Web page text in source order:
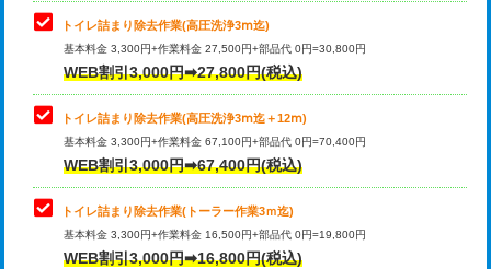
トイレ詰まり除去作業(高圧洗浄3ⅿ迄)
基本料金 3,300円+作業料金 27,500円+部品代 0円=30,800円
WEB割引3,000円➡27,800円(税込)
トイレ詰まり除去作業(高圧洗浄3ⅿ迄＋12ⅿ)
基本料金 3,300円+作業料金 67,100円+部品代 0円=70,400円
WEB割引3,000円➡67,400円(税込)
トイレ詰まり除去作業(トーラー作業3ｍ迄)
基本料金 3,300円+作業料金 16,500円+部品代 0円=19,800円
WEB割引3,000円➡16,800円(税込)